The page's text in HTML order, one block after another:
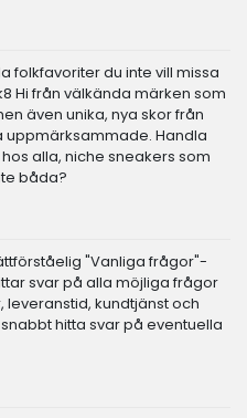
folkfavoriter du inte vill missa
Hi från välkända märken som
även unika, nya skor från
uppmärksammade. Handla
alla, niche sneakers som
båda?
"Vanliga frågor"-
svar på alla möjliga frågor
kundtjänst och
hitta svar på eventuella